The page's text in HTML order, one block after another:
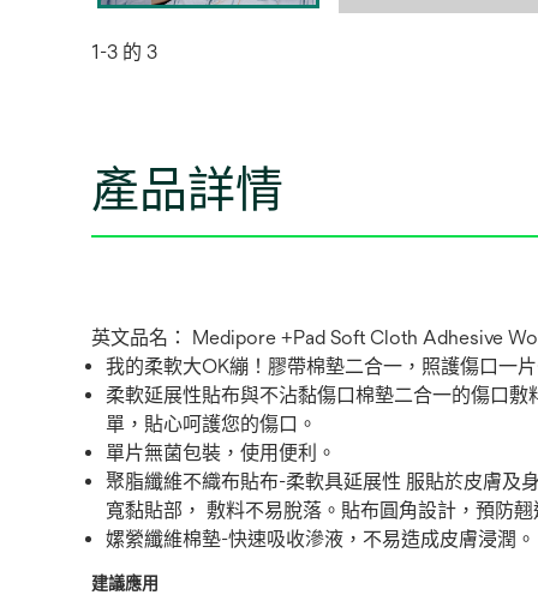
1-3 的 3
產品詳情
英文品名： Medipore +Pad Soft Cloth Adhesive
我的柔軟大OK繃！膠帶棉墊二合一，照護傷口一
柔軟延展性貼布與不沾黏傷口棉墊二合一的傷口
單，貼心呵護您的傷口。
單片無菌包裝，使用便利。
聚脂纖維不織布貼布-柔軟具延展性 服貼於皮膚及
寬黏貼部， 敷料不易脫落。貼布圓角設計，預防翹
嫘縈纖維棉墊-快速吸收滲液，不易造成皮膚浸潤。
建議應用